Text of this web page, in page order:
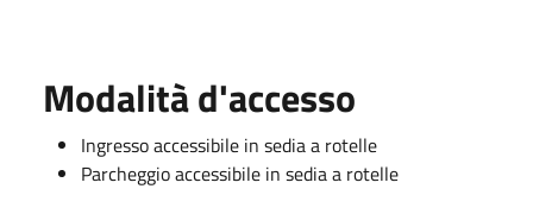
Modalità d'accesso
Ingresso accessibile in sedia a rotelle
Parcheggio accessibile in sedia a rotelle